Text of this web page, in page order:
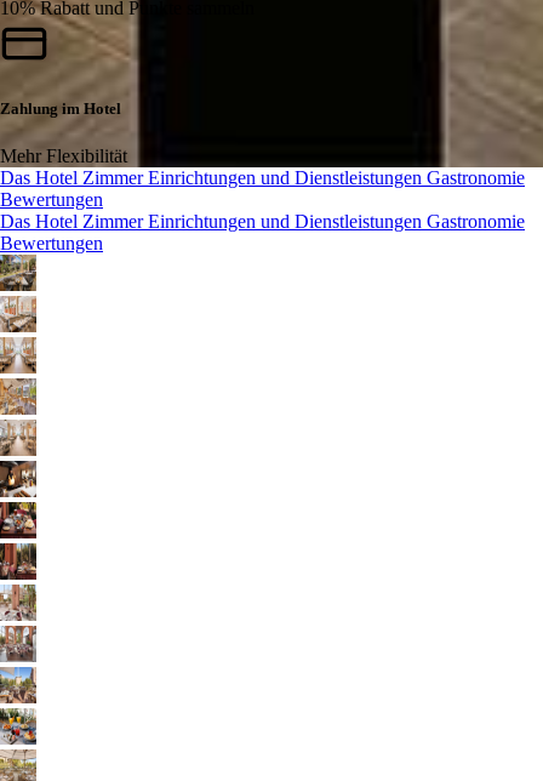
10% Rabatt und Punkte sammeln
Zahlung im Hotel
Mehr Flexibilität
Das Hotel ZimmerEinrichtungen und Dienstleistungen Gastronomie
Bewertungen
Das Hotel ZimmerEinrichtungen und Dienstleistungen Gastronomie
Bewertungen